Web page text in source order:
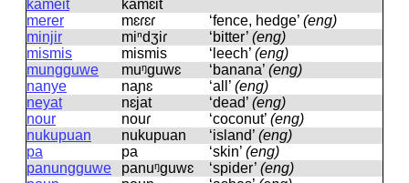
kameit
kamɛit
merer mɛɾɛɾ ‘fence, hedge’ (eng)
minjir
miⁿdʒiɾ ‘bitter’ (eng)
mismis
mismis ‘leech’ (eng)
mungguwe
muᵑɡuwɛ ‘banana’ (eng)
nanye
naɲɛ ‘all’ (eng)
neyat
nɛjat ‘dead’ (eng)
nour
nouɾ ‘coconut’ (eng)
nukupuan
nukupuan ‘island’ (eng)
pa
pa ‘skin’ (eng)
panungguwe
panuᵑɡuwɛ ‘spider’ (eng)